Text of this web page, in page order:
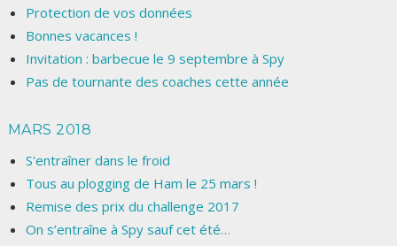
Protection de vos données
Bonnes vacances !
Invitation : barbecue le 9 septembre à Spy
Pas de tournante des coaches cette année
MARS 2018
S'entraîner dans le froid
Tous au plogging de Ham le 25 mars !
Remise des prix du challenge 2017
On s’entraîne à Spy sauf cet été…